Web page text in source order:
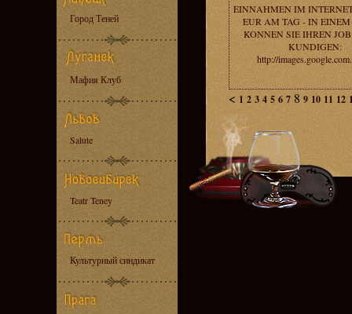
Город Теней
Мафия Клуб
Salute
Teatr Teney
Культурный синдикат
EINNAHMEN IM
EUR AM TAG - IN
KONNEN SIE IHREN
KUNDIGEN:
http://
< 1 2 3 4 5 6 7 8 9 10 11 12